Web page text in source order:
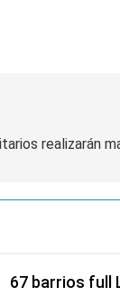
realizarán
67 barrios full